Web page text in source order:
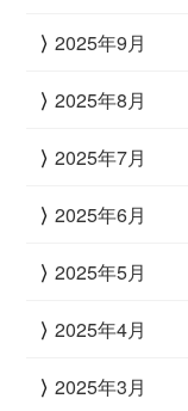
2025年9月
2025年8月
2025年7月
2025年6月
2025年5月
2025年4月
2025年3月